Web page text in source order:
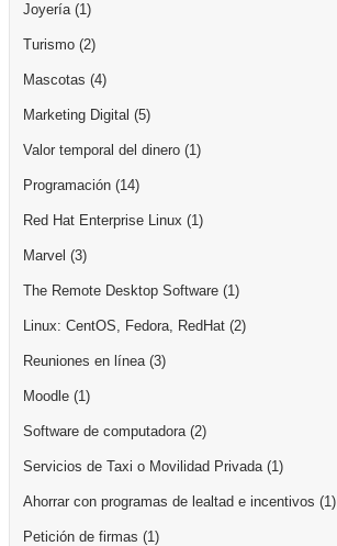
Joyería(1)
Turismo (2)
Mascotas (4)
Marketing Digital (5)
Valor temporal del dinero (1)
Programación (14)
Red Hat Enterprise Linux (1)
Marvel (3)
The Remote Desktop Software (1)
Linux: CentOS, Fedora, RedHat (2)
Reuniones en línea(3)
Moodle (1)
Software de computadora(2)
Servicios de Taxi o Movilidad Privada(1)
Ahorrar con programas de lealtad e incentivos (1)
Petición de firmas (1)